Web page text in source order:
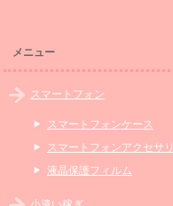
メニュー
スマートフォン
スマートフォンケース
スマートフォンアクセサリ
液晶保護フィルム